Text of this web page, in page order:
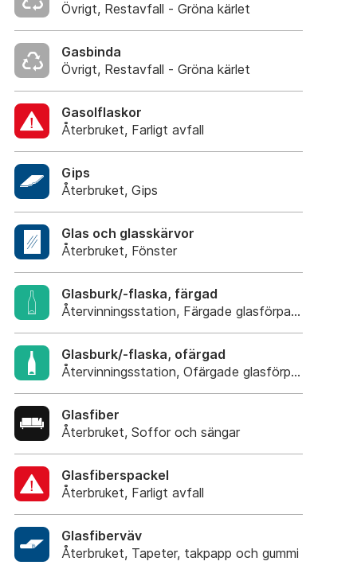
Övrigt, Restavfall - Gröna kärlet
Gasbinda
Övrigt, Restavfall - Gröna kärlet
Gasolflaskor
Återbruket, Farligt avfall
Gips
Återbruket, Gips
Glas och glasskärvor
Återbruket, Fönster
Glasburk/-flaska, färgad
Återvinningsstation, Färgade glasförpackningar
Glasburk/-flaska, ofärgad
Återvinningsstation, Ofärgade glasförpackning
Glasfiber
Återbruket, Soffor och sängar
Glasfiberspackel
Återbruket, Farligt avfall
Glasfiberväv
Återbruket, Tapeter, takpapp och gummi